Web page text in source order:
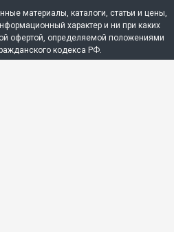
материалы, каталоги, статьи и цены,
характер и ни при каких
офертой, определяемой положениями
кодекса РФ.